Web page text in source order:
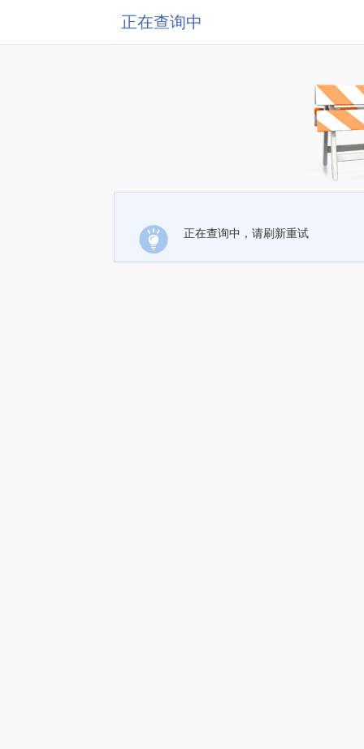
正在查询中
正在查询中，请刷新重试